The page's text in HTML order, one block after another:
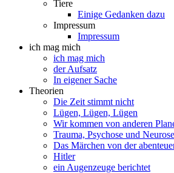
Tiere
Einige Gedanken dazu
Impressum
Impressum
ich mag mich
ich mag mich
der Aufsatz
In eigener Sache
Theorien
Die Zeit stimmt nicht
Lügen, Lügen, Lügen
Wir kommen von anderen
Trauma, Psychose und
Das Märchen von der
Hitler
ein Augenzeuge berichtet